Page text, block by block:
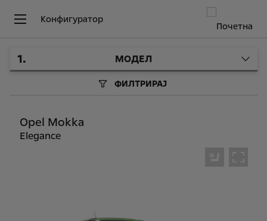
Конфигуратор
1. МОДЕЛ
ФИЛТРИРАЈ
Opel Mokka
Elegance